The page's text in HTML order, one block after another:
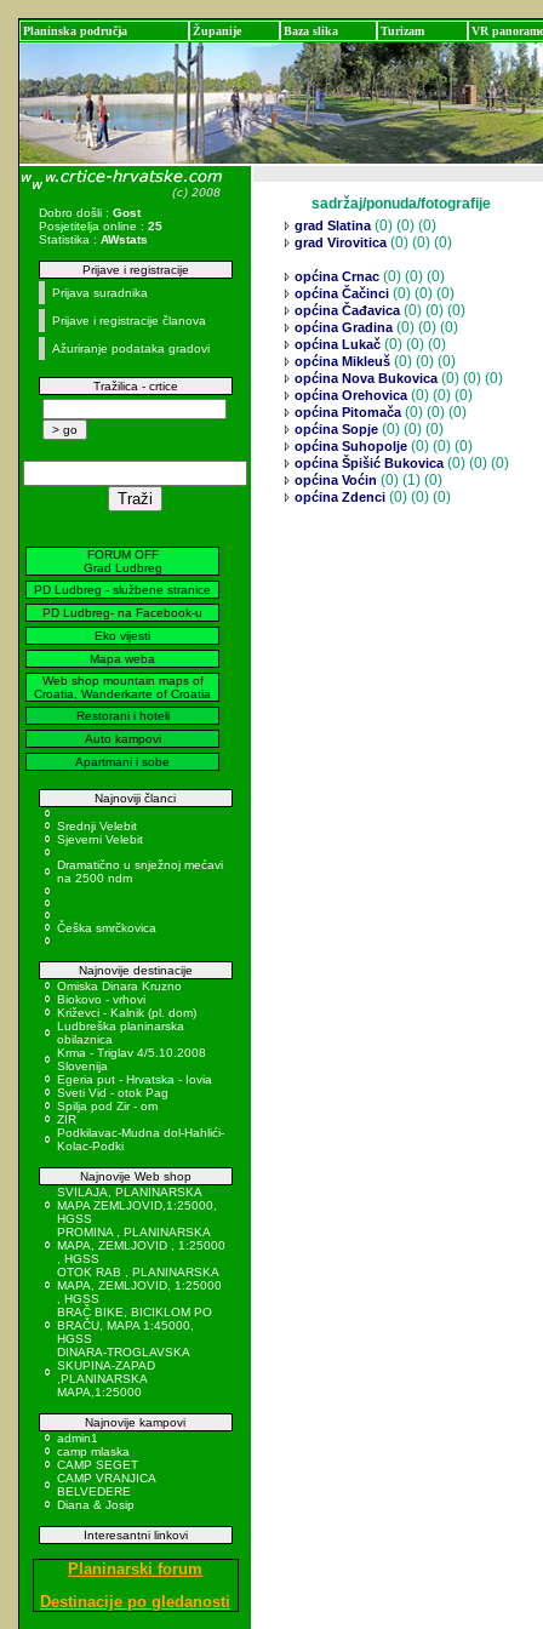
Planinska područja Županije Baza slika Turizam VR panorame
Dobro došli : Gost
Posjetitelja online : 25
Statistika : AWstats
Prijave i registracije
Prijava suradnika
Prijave i registracije članova
Ažuriranje podataka gradovi
Tražilica - crtice
FORUM OFF
Grad Ludbreg
PD Ludbreg - službene stranice
PD Ludbreg- na Facebook-u
Eko vijesti
Mapa weba
Web shop mountain maps of
Croatia, Wanderkarte of Croatia
Restorani i hoteli
Auto kampovi
Apartmani i sobe
Najnoviji članci
Srednji Velebit
Sjeverni Velebit
Dramatično u snježnoj mećavi
na 2500 ndm
Češka smrčkovica
Najnovije destinacije
Omiska Dinara Kruzno
Biokovo - vrhovi
Križevci - Kalnik (pl. dom)
Ludbreška planinarska
obilaznica
Krma - Triglav 4/5.10.2008
Slovenija
Egeria put - Hrvatska - Iovia
Sveti Vid - otok Pag
Spilja pod Zir - om
ZIR
Podkilavac-Mudna dol-Hahlići-
Kolac-Podki
Najnovije Web shop
SVILAJA, PLANINARSKA
MAPA ZEMLJOVID,1:25000,
HGSS
PROMINA , PLANINARSKA
MAPA, ZEMLJOVID , 1:25000
, HGSS
OTOK RAB , PLANINARSKA
MAPA, ZEMLJOVID, 1:25000
, HGSS
BRAČ BIKE, BICIKLOM PO
BRAČU, MAPA 1:45000,
HGSS
DINARA-TROGLAVSKA
SKUPINA-ZAPAD
,PLANINARSKA
MAPA,1:25000
Najnovije kampovi
admin1
camp mlaska
CAMP SEGET
CAMP VRANJICA
BELVEDERE
Diana & Josip
Interesantni linkovi
Planinarski forum
Destinacije po gledanosti
sadržaj/ponuda/fotografije
grad Slatina(0) (0) (0)
grad Virovitica(0) (0) (0)
općina Crnac (0) (0) (0)
općina Čačinci (0) (0) (0)
općina Čađavica(0) (0) (0)
općina Gradina(0) (0) (0)
općina Lukač (0) (0) (0)
općina Mikleuš (0) (0) (0)
općina Nova Bukovica(0) (0) (0)
općina Orehovica(0) (0) (0)
općina Pitomača(0) (0) (0)
općina Sopje (0) (0) (0)
općina Suhopolje (0) (0) (0)
općina Špišić Bukovica(0) (0) (0)
općina Voćin (0) (1) (0)
općina Zdenci (0) (0) (0)